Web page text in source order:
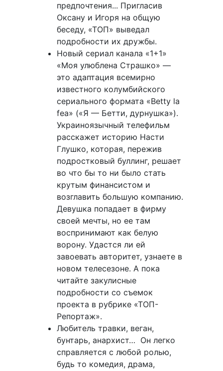
предпочтения... Пригласив
Оксану и Игоря на общую
беседу, «ТОП» выведал
подробности их дружбы.
Новый сериал канала «1+1»
«Моя улюблена Страшко» —
это адаптация всемирно
известного колумбийского
сериального формата «Betty la
fea» («Я — Бетти, дурнушка»).
Украиноязычный телефильм
расскажет историю Насти
Глушко, которая, пережив
подростковый буллинг, решает
во что бы то ни было стать
крутым финансистом и
возглавить большую компанию.
Девушка попадает в фирму
своей мечты, но ее там
воспринимают как белую
ворону. Удастся ли ей
завоевать авторитет, узнаете в
новом телесезоне. А пока
читайте закулисные
подробности со съемок
проекта в рубрике «ТОП-
Репортаж».
Любитель травки, веган,
бунтарь, анархист… Он легко
справляется с любой ролью,
будь то комедия, драма,